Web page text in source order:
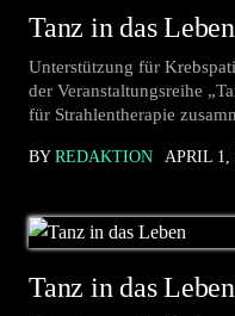
Tanz in das Leben
Unterstützung für
der Veranstaltungsreihe
für Strahlentherapie
BY REDAKTION APRIL 1,
Tanz in das Leben